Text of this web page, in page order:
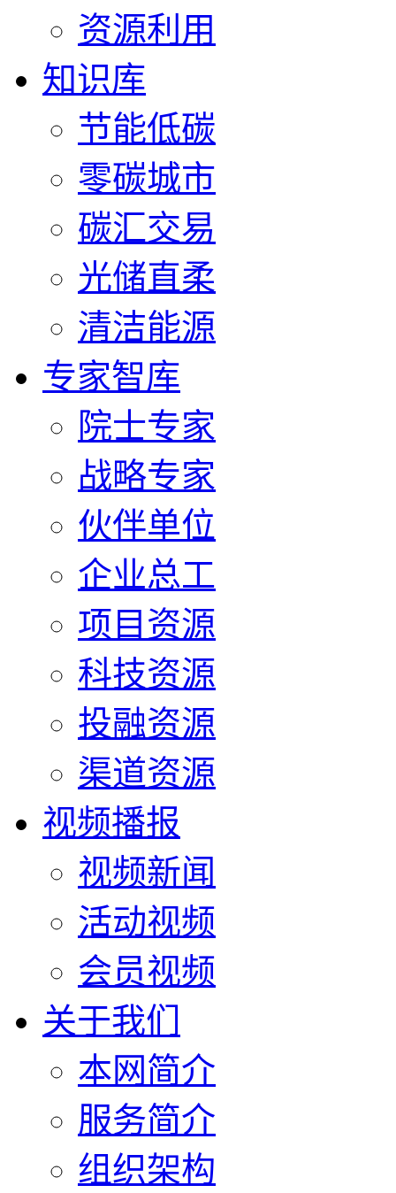
资源利用
知识库
节能低碳
零碳城市
碳汇交易
光储直柔
清洁能源
专家智库
院士专家
战略专家
伙伴单位
企业总工
项目资源
科技资源
投融资源
渠道资源
视频播报
视频新闻
活动视频
会员视频
关于我们
本网简介
服务简介
组织架构